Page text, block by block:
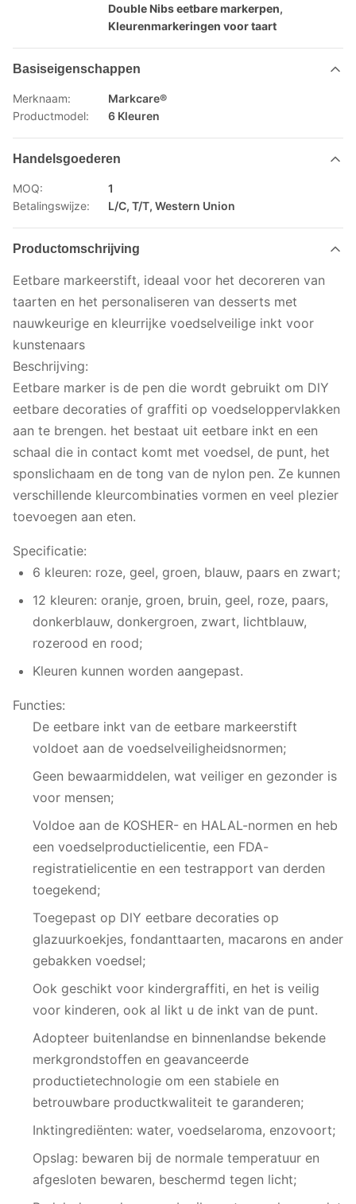
Double Nibs eetbare markerpen,
Kleurenmarkeringen voor taart
Basiseigenschappen
Merknaam:
Markcare®
Productmodel:
6 Kleuren
Handelsgoederen
MOQ:
1
Betalingswijze:
L/C, T/T, Western Union
Productomschrijving
Eetbare markeerstift, ideaal voor het decoreren van
taarten en het personaliseren van desserts met
nauwkeurige en kleurrijke voedselveilige inkt voor
kunstenaars
Beschrijving:
Eetbare marker is de pen die wordt gebruikt om DlY
eetbare decoraties of graffiti op voedseloppervlakken
aan te brengen. het bestaat uit eetbare inkt en een
schaal die in contact komt met voedsel, de punt, het
sponslichaam en de tong van de nylon pen. Ze kunnen
verschillende kleurcombinaties vormen en veel plezier
toevoegen aan eten.
Specificatie:
6 kleuren: roze, geel, groen, blauw, paars en zwart;
12 kleuren: oranje, groen, bruin, geel, roze, paars,
donkerblauw, donkergroen, zwart, lichtblauw,
rozerood en rood;
Kleuren kunnen worden aangepast.
Functies:
De eetbare inkt van de eetbare markeerstift
voldoet aan de voedselveiligheidsnormen;
Geen bewaarmiddelen, wat veiliger en gezonder is
voor mensen;
Voldoe aan de KOSHER- en HALAL-normen en heb
een voedselproductielicentie, een FDA-
registratielicentie en een testrapport van derden
toegekend;
Toegepast op DlY eetbare decoraties op
glazuurkoekjes, fondanttaarten, macarons en ander
gebakken voedsel;
Ook geschikt voor kindergraffiti, en het is veilig
voor kinderen, ook al likt u de inkt van de punt.
Adopteer buitenlandse en binnenlandse bekende
merkgrondstoffen en geavanceerde
productietechnologie om een ​​stabiele en
betrouwbare productkwaliteit te garanderen;
Inktingrediënten: water, voedselaroma, enzovoort;
Opslag: bewaren bij de normale temperatuur en
afgesloten bewaren, beschermd tegen licht;